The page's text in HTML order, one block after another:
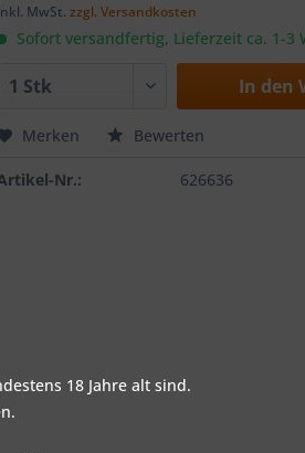
MwSt.zzgl. Versandkosten
Sofort versandfertig, Lieferzeit ca. 1-3
In den
Merken Bewerten
Nr.: 626636
18 Jahre alt sind.